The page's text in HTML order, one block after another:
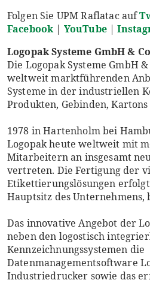
Folgen Sie UPM Raflatac auf
Facebook| YouTube|
Logopak Systeme GmbH &
Die Logopak Systeme GmbH
weltweit marktführenden
Systeme in der industriellen
Produkten, Gebinden,
1978 in Hartenholm bei
Logopak heute weltweit mit
Mitarbeitern an insgesamt
vertreten. Die Fertigung der
Etikettierungslösungen
Hauptsitz des Unternehmens,
Das innovative Angebot der
neben den logostisch
Kennzeichnungssystemen die
Datenmanagementsoftware
Industriedrucker sowie das